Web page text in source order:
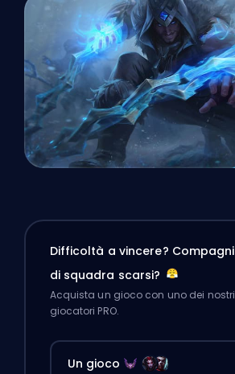
Difficoltà a vincere? Compagni
di squadra scarsi?
Acquista un gioco con uno dei nostri
giocatori PRO.
Un gioco